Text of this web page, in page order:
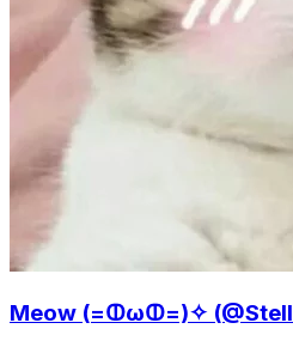
Meow (=ↀωↀ=)✧